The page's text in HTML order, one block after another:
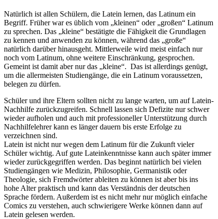
Natürlich ist allen Schülern, die Latein lernen, das Latinum ein
Begriff. Früher war es üblich vom „kleinen“ oder „großen“ Latinum
zu sprechen. Das „kleine“ bestätigte die Fähigkeit die Grundlagen
zu kennen und anwenden zu können, während das „große“
natürlich darüber hinausgeht. Mittlerweile wird meist einfach nur
noch vom Latinum, ohne weitere Einschränkung, gesprochen.
Gemeint ist damit aber nur das „kleine“. Das ist allerdings genügt,
um die allermeisten Studiengänge, die ein Latinum voraussetzen,
belegen zu dürfen.
Schüler und ihre Eltern sollten nicht zu lange warten, um auf Latein-
Nachhilfe zurückzugreifen. Schnell lassen sich Defizite nur schwer
wieder aufholen und auch mit professioneller Unterstützung durch
Nachhilfelehrer kann es länger dauern bis erste Erfolge zu
verzeichnen sind.
Latein ist nicht nur wegen dem Latinum für die Zukunft vieler
Schüler wichtig. Auf gute Lateinkenntnisse kann auch später immer
wieder zurückgegriffen werden. Das beginnt natürlich bei vielen
Studiengängen wie Medizin, Philosophie, Germanistik oder
Theologie, sich Fremdwörter ableiten zu können ist aber bis ins
hohe Alter praktisch und kann das Verständnis der deutschen
Sprache fördern. Außerdem ist es nicht mehr nur möglich einfache
Comics zu verstehen, auch schwierigere Werke können dann auf
Latein gelesen werden.